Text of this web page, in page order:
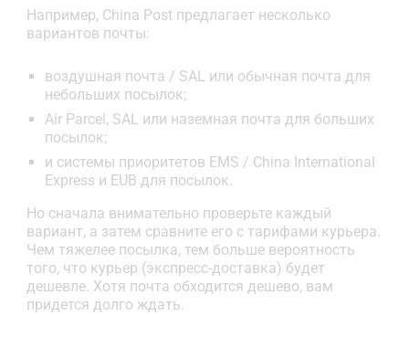
Например, China Post предлагает несколько
вариантов почты:
воздушная почта / SAL или обычная почта для
небольших посылок;
Air Parcel, SAL или наземная почта для больших
посылок;
и системы приоритетов EMS / China International
Express и EUB для посылок.
Но сначала внимательно проверьте каждый
вариант, а затем сравните его с тарифами курьера.
Чем тяжелее посылка, тем больше вероятность
того, что курьер (экспресс-доставка) будет
дешевле. Хотя почта обходится дешево, вам
придется долго ждать.